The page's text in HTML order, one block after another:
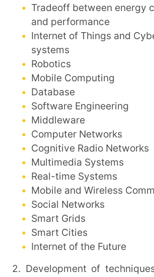
Tradeoff between energy
and performance
Internet of Things and
systems
Robotics
Mobile Computing
Database
Software Engineering
Middleware
Computer Networks
Cognitive Radio Networks
Multimedia Systems
Real-time Systems
Mobile and Wireless
Social Networks
Smart Grids
Smart Cities
Internet of the Future
2. Development of